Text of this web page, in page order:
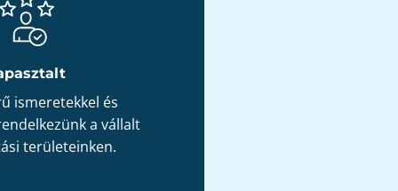
ismeretekkel és
a vállalt
területeinken.